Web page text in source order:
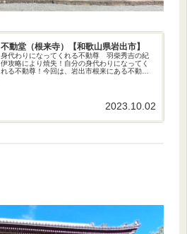
不動堂（根来寺）【和歌山県岩出市】
身代わりになってくれる不動尊 羽柴秀吉の紀
伊攻略により焼失！自分の身代わりになってく
れる不動尊！今回は、岩出市根来にある不動堂
2023.10.02